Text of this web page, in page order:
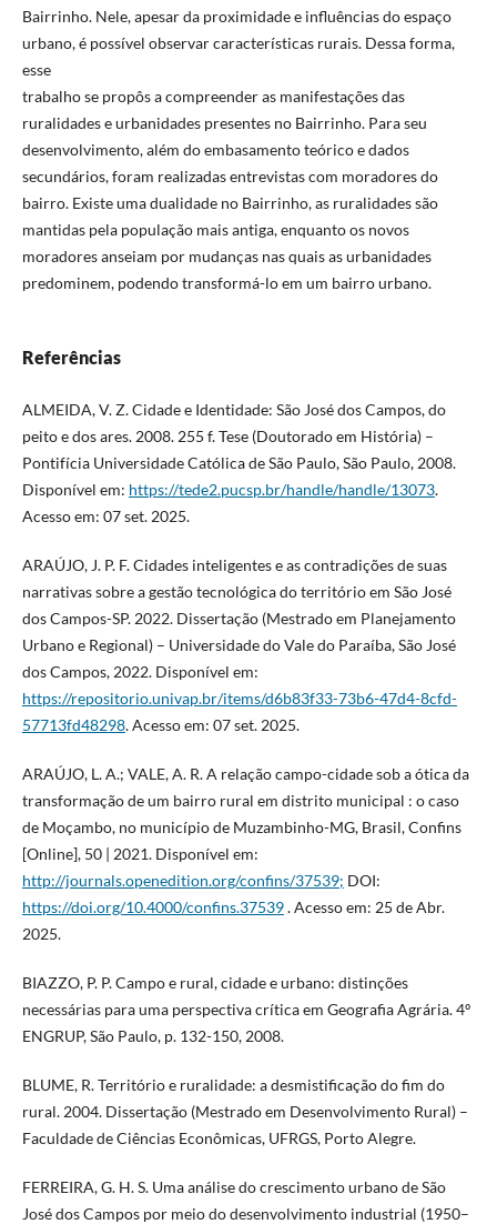
Bairrinho. Nele, apesar da proximidade e influências do espaço
urbano, é possível observar características rurais. Dessa forma,
esse
trabalho se propôs a compreender as manifestações das
ruralidades e urbanidades presentes no Bairrinho. Para seu
desenvolvimento, além do embasamento teórico e dados
secundários, foram realizadas entrevistas com moradores do
bairro. Existe uma dualidade no Bairrinho, as ruralidades são
mantidas pela população mais antiga, enquanto os novos
moradores anseiam por mudanças nas quais as urbanidades
predominem, podendo transformá-lo em um bairro urbano.
Referências
ALMEIDA, V. Z. Cidade e Identidade: São José dos Campos, do
peito e dos ares. 2008. 255 f. Tese (Doutorado em História) –
Pontifícia Universidade Católica de São Paulo, São Paulo, 2008.
Disponível em: https://tede2.pucsp.br/handle/handle/13073.
Acesso em: 07 set. 2025.
ARAÚJO, J. P. F. Cidades inteligentes e as contradições de suas
narrativas sobre a gestão tecnológica do território em São José
dos Campos-SP. 2022. Dissertação (Mestrado em Planejamento
Urbano e Regional) – Universidade do Vale do Paraíba, São José
dos Campos, 2022. Disponível em:
https://repositorio.univap.br/items/d6b83f33-73b6-47d4-8cfd-
57713fd48298. Acesso em: 07 set. 2025.
ARAÚJO, L. A.; VALE, A. R. A relação campo-cidade sob a ótica da
transformação de um bairro rural em distrito municipal : o caso
de Moçambo, no município de Muzambinho-MG, Brasil, Confins
[Online], 50 | 2021. Disponível em:
http://journals.openedition.org/confins/37539; DOI:
https://doi.org/10.4000/confins.37539. Acesso em: 25 de Abr.
2025.
BIAZZO, P. P. Campo e rural, cidade e urbano: distinções
necessárias para uma perspectiva crítica em Geografia Agrária. 4º
ENGRUP, São Paulo, p. 132-150, 2008.
BLUME, R. Território e ruralidade: a desmistificação do fim do
rural. 2004. Dissertação (Mestrado em Desenvolvimento Rural) –
Faculdade de Ciências Econômicas, UFRGS, Porto Alegre.
FERREIRA, G. H. S. Uma análise do crescimento urbano de São
José dos Campos por meio do desenvolvimento industrial (1950–